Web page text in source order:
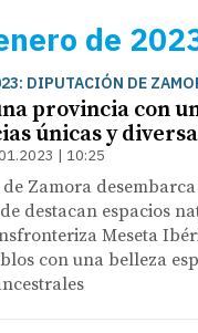
de
DIPUTACIÓN DE
provincia con
únicas y
| 10:25
Zamora
destacan espacios
Meseta
con una belleza